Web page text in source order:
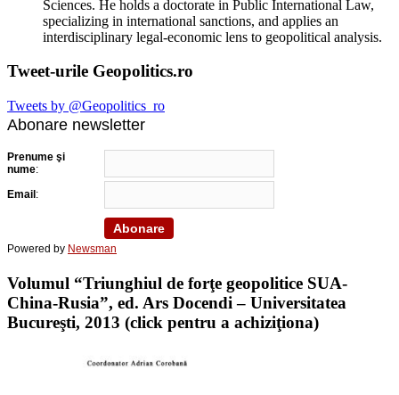
Sciences. He holds a doctorate in Public International Law,
specializing in international sanctions, and applies an
interdisciplinary legal-economic lens to geopolitical analysis.
Tweet-urile Geopolitics.ro
Tweets by @Geopolitics_ro
Abonare newsletter
Prenume şi
nume:
Email :
Powered by Newsman
Volumul “Triunghiul de forţe geopolitice SUA-
China-Rusia”, ed. Ars Docendi – Universitatea
Bucureşti, 2013 (click pentru a achiziţiona)